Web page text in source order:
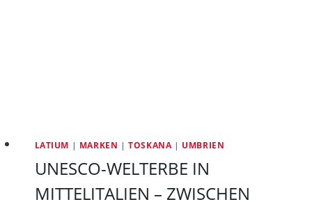
LATIUM | MARKEN |TOSKANA | UMBRIEN
UNESCO-WELTERBE IN
MITTELITALIEN – ZWISCHEN